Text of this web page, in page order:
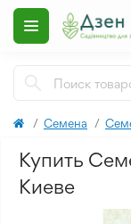
Семена
Купить
Киеве